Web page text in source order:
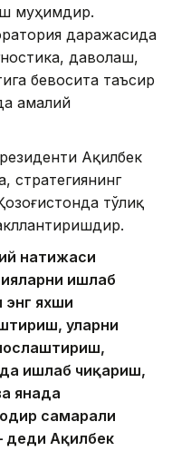
муҳимдир.
даражасида
даволаш,
бевосита таъсир
амалий
Ақилбек
стратегиянинг
тўлиқ
натижаси
ишлаб
энг яхши
уларни
ишлаб чиқариш,
янада
самарали
деди Ақилбек